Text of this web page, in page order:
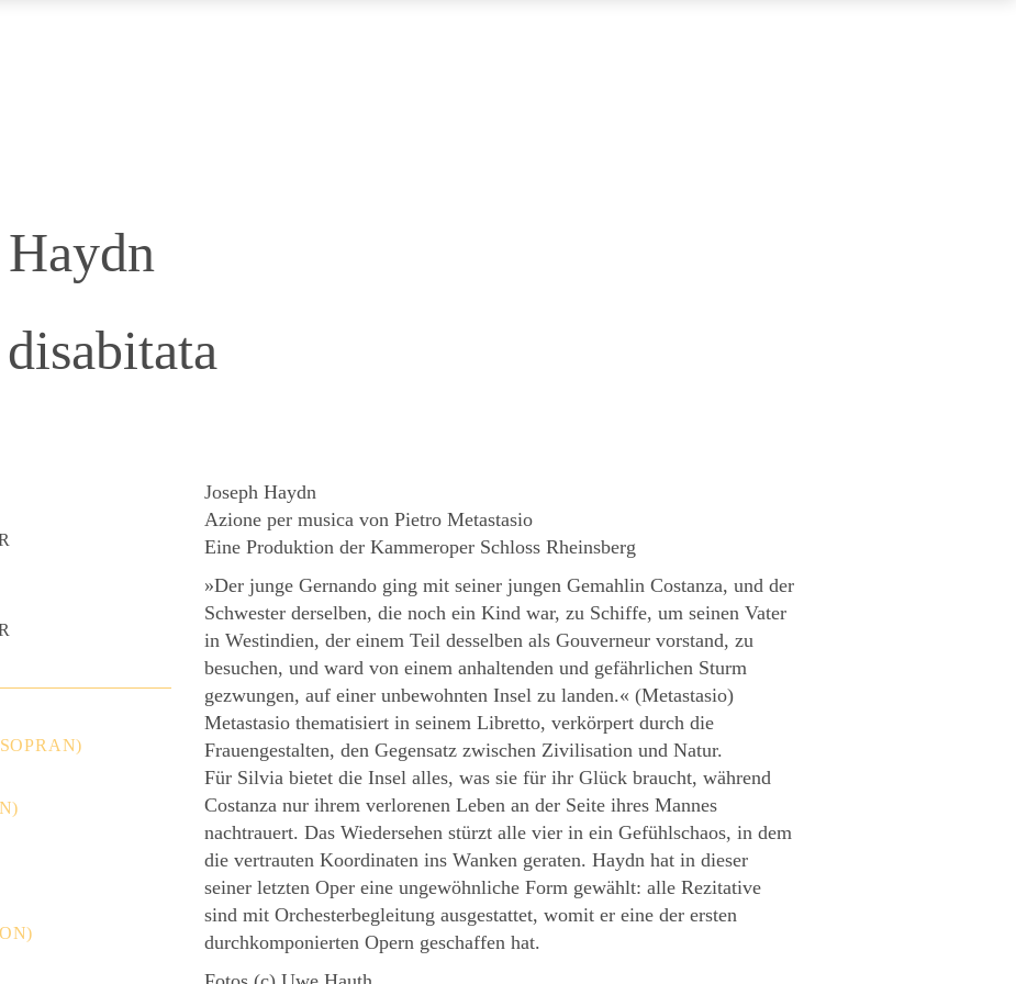
Haydn
Joseph Haydn
Azione per musica von Pietro Metastasio
Eine Produktion der Kammeroper Schloss Rheinsberg
»Der junge Gernando ging mit seiner jungen Gemahlin Costanza, und der
Schwester derselben, die noch ein Kind war, zu Schiffe, um seinen Vater
in Westindien, der einem Teil desselben als Gouverneur vorstand, zu
besuchen, und ward von einem anhaltenden und gefährlichen Sturm
gezwungen, auf einer unbewohnten Insel zu landen.« (Metastasio)
Metastasio thematisiert in seinem Libretto, verkörpert durch die
Frauengestalten, den Gegensatz zwischen Zivilisation und Natur.
Für Silvia bietet die Insel alles, was sie für ihr Glück braucht, während
Costanza nur ihrem verlorenen Leben an der Seite ihres Mannes
nachtrauert. Das Wiedersehen stürzt alle vier in ein Gefühlschaos, in dem
die vertrauten Koordinaten ins Wanken geraten. Haydn hat in dieser
seiner letzten Oper eine ungewöhnliche Form gewählt: alle Rezitative
sind mit Orchesterbegleitung ausgestattet, womit er eine der ersten
durchkomponierten Opern geschaffen hat.